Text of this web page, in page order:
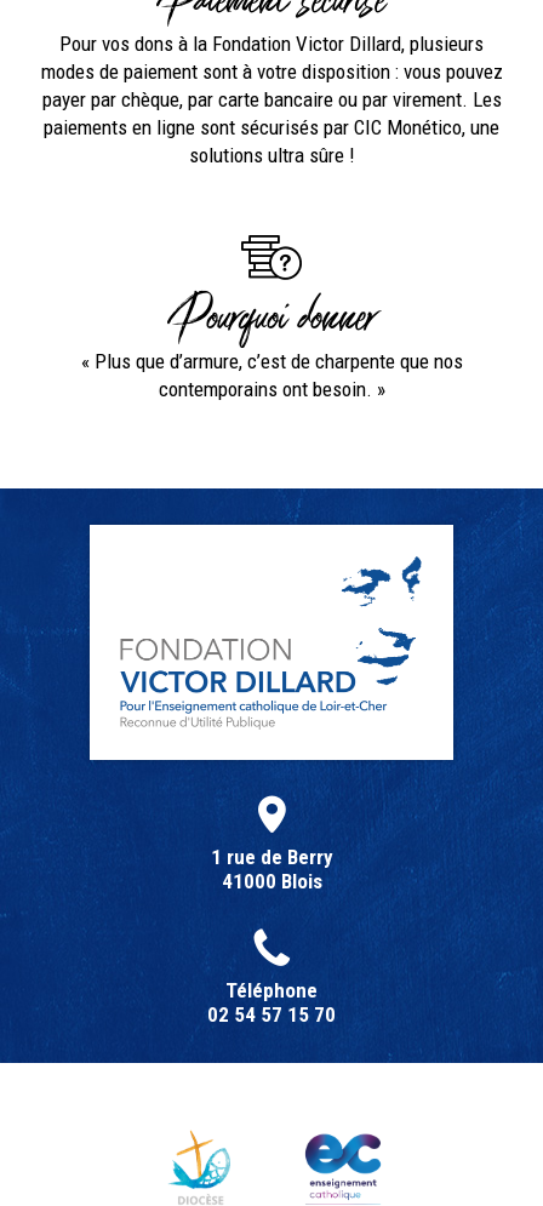
Pour vos dons à la Fondation Victor Dillard, plusieurs
modes de paiement sont à votre disposition : vous pouvez
payer par chèque, par carte bancaire ou par virement. Les
paiements en ligne sont sécurisés par CIC Monético, une
solutions ultra sûre !
Pourquoi donner
« Plus que d’armure, c’est de charpente que nos
contemporains ont besoin. »
1 rue de Berry
41000 Blois
Téléphone
02 54 57 15 70